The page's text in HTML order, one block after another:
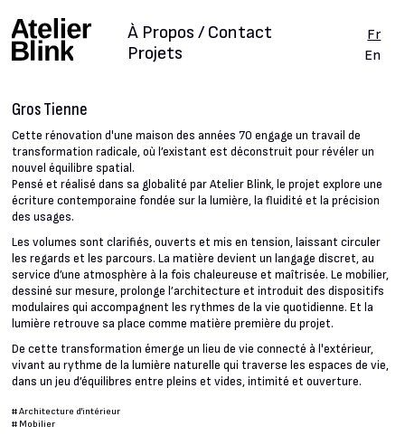
Projets
À Propos / Contact
Fr
En
Gros Tienne
Cette rénovation d'une maison des années 70 engage un travail de
transformation radicale, où l’existant est déconstruit pour révéler un
nouvel équilibre spatial.
Pensé et réalisé dans sa globalité par Atelier Blink, le projet explore une
écriture contemporaine fondée sur la lumière, la fluidité et la précision
des usages.
Les volumes sont clarifiés, ouverts et mis en tension, laissant circuler
les regards et les parcours. La matière devient un langage discret, au
service d’une atmosphère à la fois chaleureuse et maîtrisée. Le mobilier,
dessiné sur mesure, prolonge l’architecture et introduit des dispositifs
modulaires qui accompagnent les rythmes de la vie quotidienne. Et la
lumière retrouve sa place comme matière première du projet.
De cette transformation émerge un lieu de vie connecté à l'extérieur,
vivant au rythme de la lumière naturelle qui traverse les espaces de vie,
dans un jeu d’équilibres entre pleins et vides, intimité et ouverture.
#Architecture d'intérieur
# Mobilier